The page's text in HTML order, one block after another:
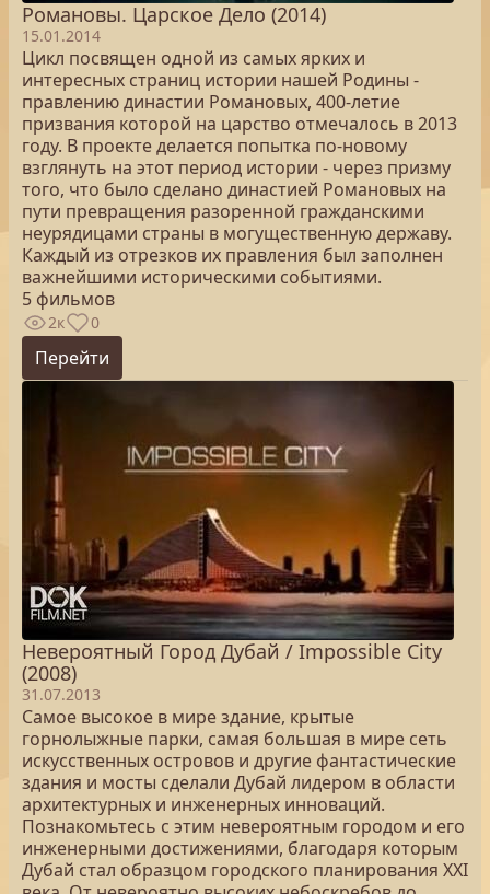
Романовы. Царское Дело (2014)
15.01.2014
Цикл посвящен одной из самых ярких и
интересных страниц истории нашей Родины -
правлению династии Романовых, 400-летие
призвания которой на царство отмечалось в 2013
году. В проекте делается попытка по-новому
взглянуть на этот период истории - через призму
того, что было сделано династией Романовых на
пути превращения разоренной гражданскими
неурядицами страны в могущественную державу.
Каждый из отрезков их правления был заполнен
важнейшими историческими событиями.
5 фильмов
2к 0
Перейти
Невероятный Город Дубай / Impossible City
(2008)
31.07.2013
Самое высокое в мире здание, крытые
горнолыжные парки, самая большая в мире сеть
искусственных островов и другие фантастические
здания и мосты сделали Дубай лидером в области
архитектурных и инженерных инноваций.
Познакомьтесь с этим невероятным городом и его
инженерными достижениями, благодаря которым
Дубай стал образцом городского планирования XXI